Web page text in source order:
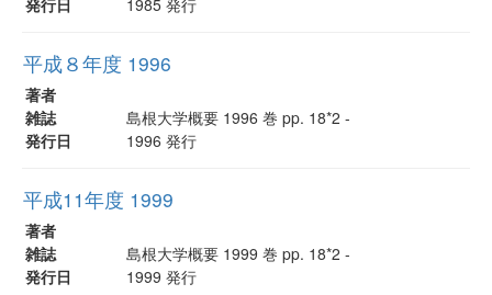
平成８年度 1996
著者
雑誌
島根大学概要 1996 巻 pp. 18*2 -
発行日
1996 発行
平成11年度 1999
著者
雑誌
島根大学概要 1999 巻 pp. 18*2 -
発行日
1999 発行